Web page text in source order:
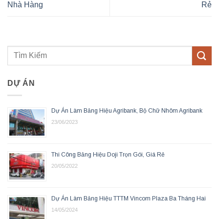
Nhà Hàng
Rẻ
DỰ ÁN
Dự Án Làm Bảng Hiệu Agribank, Bộ Chữ Nhôm Agribank
23/06/2023
Thi Công Bảng Hiệu Doji Trọn Gói, Giá Rẻ
20/05/2022
Dự Án Làm Bảng Hiệu TTTM Vincom Plaza Ba Tháng Hai
14/05/2024